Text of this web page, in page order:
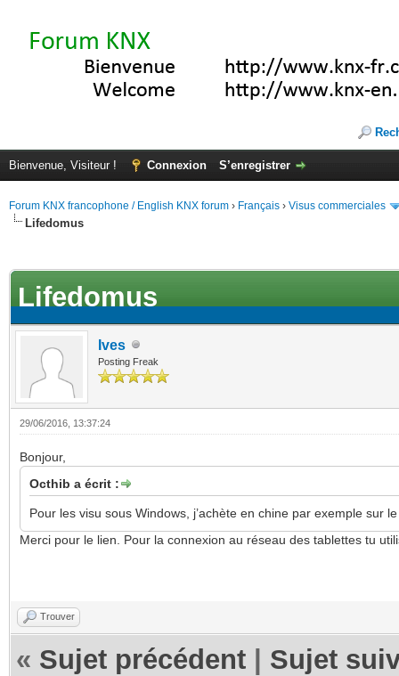
Bienvenue, Visiteur ! Connexion S’enregistrer
Forum KNX francophone / English KNX forum › Français › Visus commerciales
Lifedomus
Lifedomus
Ives
Posting Freak
29/06/2016, 13:37:24
Bonjour,
Octhib a écrit :
Pour les visu sous Windows, j’achète en chine par exemple sur
Merci pour le lien. Pour la connexion au réseau des tablettes tu
Trouver
« Sujet précédent Sujet